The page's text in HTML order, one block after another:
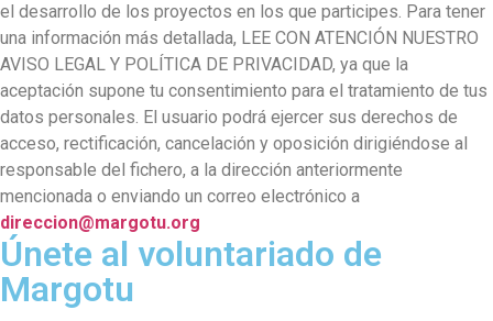
el desarrollo de los proyectos en los que participes. Para tener
una información más detallada, LEE CON ATENCIÓN NUESTRO
AVISO LEGAL Y POLÍTICA DE PRIVACIDAD, ya que la
aceptación supone tu consentimiento para el tratamiento de tus
datos personales. El usuario podrá ejercer sus derechos de
acceso, rectificación, cancelación y oposición dirigiéndose al
responsable del fichero, a la dirección anteriormente
mencionada o enviando un correo electrónico a
direccion@margotu.org
Únete al voluntariado de
Margotu